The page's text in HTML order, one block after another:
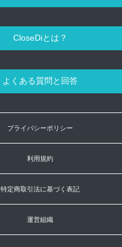
CloseDiとは？
よくある質問と回答
プライバシーポリシー
利用規約
特定商取引法に基づく表記
運営組織